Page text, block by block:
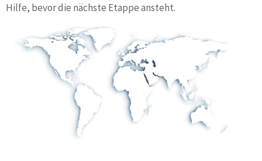
Hilfe, bevor die nächste Etappe ansteht.